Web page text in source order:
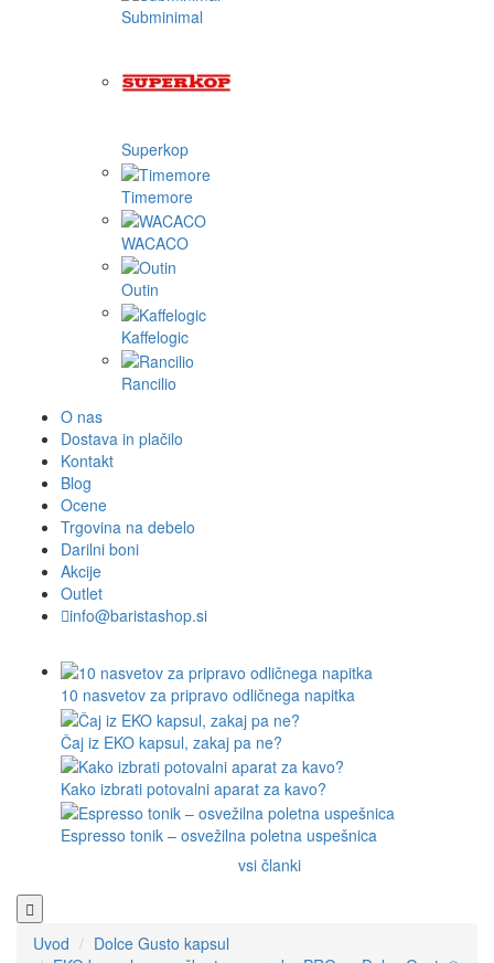
Subminimal
Superkop
Timemore
WACACO
Outin
Kaffelogic
Rancilio
O nas
Dostava in plačilo
Kontakt
Blog
Ocene
Trgovina na debelo
Darilni boni
Akcije
Outlet
info@baristashop.si
10 nasvetov za pripravo odličnega napitka
Čaj iz EKO kapsul, zakaj pa ne?
Kako izbrati potovalni aparat za kavo?
Espresso tonik – osvežilna poletna uspešnica
vsi članki
Uvod
Dolce Gusto kapsul